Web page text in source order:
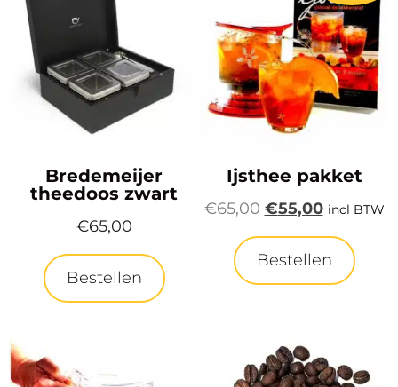
Bredemeijer
theedoos zwart
€65,00
Bestellen
Ijsthee pakket
€65,00 €55,00 incl BTW
Bestellen